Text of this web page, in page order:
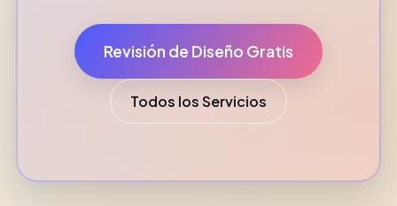
Revisión de Diseño Gratis
Todos los Servicios